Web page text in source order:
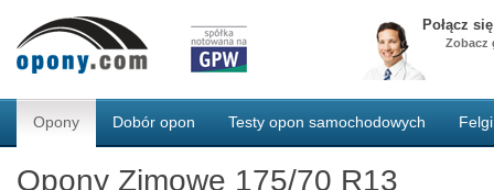
Połącz
Zobacz
Opony Dobór opon Testy opon samochodowych
Opony Zimowe 175/70 R13